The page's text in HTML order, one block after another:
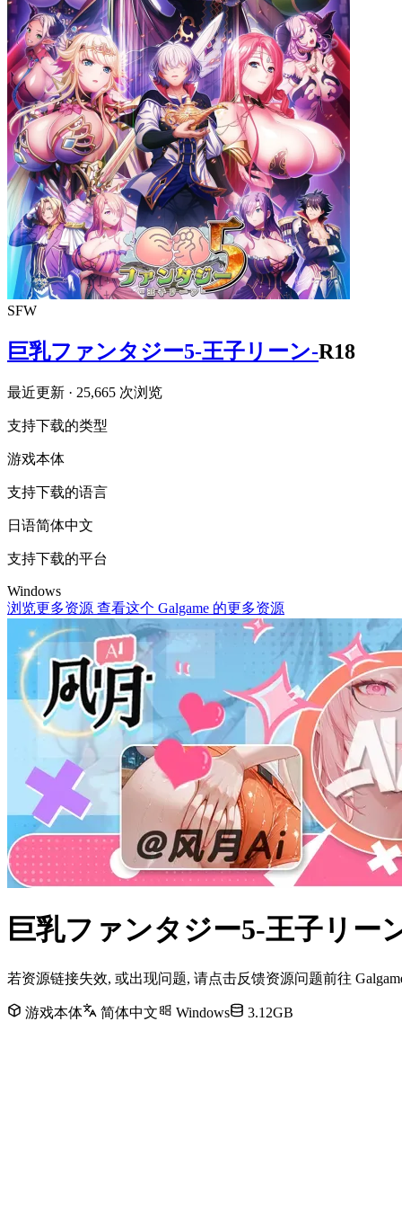
SFW
巨乳ファンタジー5-王子リーン-R18
最近更新 · 25,665 次浏览
支持下载的类型
游戏本体
支持下载的语言
日语简体中文
支持下载的平台
Windows
浏览更多资源 查看这个 Galgame 的更多资源
巨乳ファンタジー5-王子リー
若资源链接失效, 或出现问题, 请点击反馈资源问题前往
游戏本体 简体中文 Windows 3.12GB